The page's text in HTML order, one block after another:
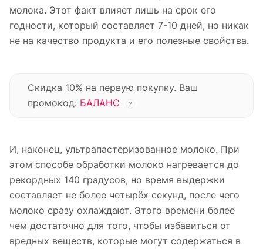
молока. Этот факт влияет лишь на срок его
годности, который составляет 7-10 дней, но никак
не на качество продукта и его полезные свойства.
Скидка 10% на первую покупку. Ваш
промокод: БАЛАНС ?
И, наконец, ультрапастеризованное молоко. При
этом способе обработки молоко нагревается до
рекордных 140 градусов, но время выдержки
составляет не более четырёх секунд, после чего
молоко сразу охлаждают. Этого времени более
чем достаточно для того, чтобы избавиться от
вредных веществ, которые могут содержаться в